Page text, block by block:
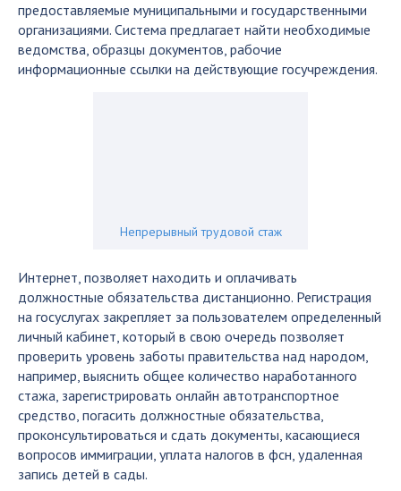
предоставляемые муниципальными и государственными
организациями. Система предлагает найти необходимые
ведомства, образцы документов, рабочие
информационные ссылки на действующие госучреждения.
Непрерывный трудовой стаж
Интернет, позволяет находить и оплачивать
должностные обязательства дистанционно. Регистрация
на госуслугах закрепляет за пользователем определенный
личный кабинет, который в свою очередь позволяет
проверить уровень заботы правительства над народом,
например, выяснить общее количество наработанного
стажа, зарегистрировать онлайн автотранспортное
средство, погасить должностные обязательства,
проконсультироваться и сдать документы, касающиеся
вопросов иммиграции, уплата налогов в фсн, удаленная
запись детей в сады.